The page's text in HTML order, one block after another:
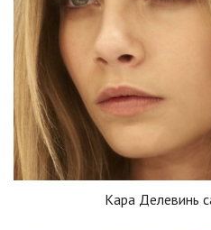
Кара Делевинь